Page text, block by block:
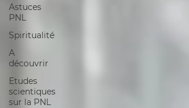
Astuces
PNL
Spiritualité
A
découvrir
Etudes
scientiques
sur la PNL